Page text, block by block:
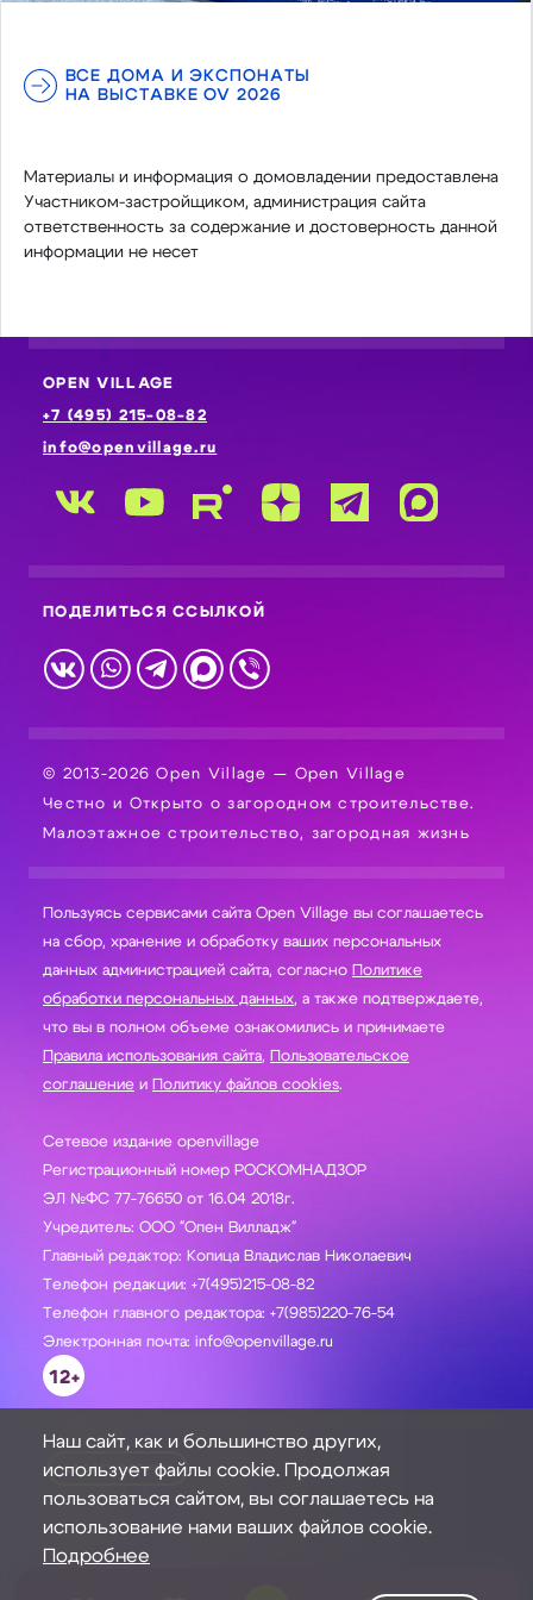
ВСЕ ДОМА И ЭКСПОНАТЫ
НА ВЫСТАВКЕ OV 2026
Материалы и информация о домовладении предоставлена
Участником-застройщиком, администрация сайта
ответственность за содержание и достоверность данной
информации не несет
OPEN VILLAGE
+7 (495) 215-08-82
info@openvillage.ru
ПОДЕЛИТЬСЯ ССЫЛКОЙ
© 2013-2026 Open Village — Open Village
Честно и Открыто о загородном строительстве.
Малоэтажное строительство, загородная жизнь
Пользуясь сервисами сайта Open Village вы соглашаетесь
на сбор, хранение и обработку ваших персональных
данных администрацией сайта, согласно Политике
обработки персональных данных, а также подтверждаете,
что вы в полном объеме ознакомились и принимаете
Правила использования сайта, Пользовательское
соглашение и Политику файлов cookies.
Сетевое издание openvillage
Регистрационный номер РОСКОМНАДЗОР
ЭЛ №ФС 77-76650 от 16.04 2018г.
Учредитель: ООО "Опен Вилладж"
Главный редактор: Копица Владислав Николаевич
Телефон редакции: +7(495)215-08-82
Телефон главного редактора: +7(985)220-76-54
Электронная почта: info@openvillage.ru
12+
ЗАДАТЬ ВОПРОС
Наш сайт, как и большинство других,
использует файлы cookie. Продолжая
пользоваться сайтом, вы соглашаетесь на
использование нами ваших файлов cookie.
Подробнее